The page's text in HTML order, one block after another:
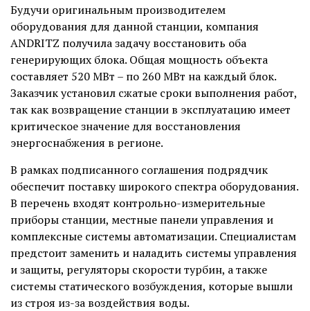
Будучи оригинальным производителем
оборудования для данной станции, компания
ANDRITZ получила задачу восстановить оба
генерирующих блока. Общая мощность объекта
составляет 520 МВт – по 260 МВт на каждый блок.
Заказчик установил сжатые сроки выполнения работ,
так как возвращение станции в эксплуатацию имеет
критическое значение для восстановления
энергоснабжения в регионе.
В рамках подписанного соглашения подрядчик
обеспечит поставку широкого спектра оборудования.
В перечень входят контрольно-измерительные
приборы станции, местные панели управления и
комплексные системы автоматизации. Специалистам
предстоит заменить и наладить системы управления
и защиты, регуляторы скорости турбин, а также
системы статического возбуждения, которые вышли
из строя из-за воздействия воды.